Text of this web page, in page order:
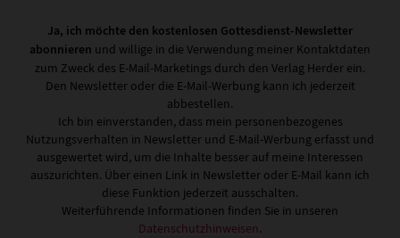
Ja, ich möchte den kostenlosen Gottesdienst-Newsletter
abonnieren und willige in die Verwendung meiner Kontaktdaten
zum Zweck des E-Mail-Marketings durch den Verlag Herder ein.
Den Newsletter oder die E-Mail-Werbung kann ich jederzeit
abbestellen.
Ich bin einverstanden, dass mein personenbezogenes
Nutzungsverhalten in Newsletter und E-Mail-Werbung erfasst und
ausgewertet wird, um die Inhalte besser auf meine Interessen
auszurichten. Über einen Link in Newsletter oder E-Mail kann ich
diese Funktion jederzeit ausschalten.
Weiterführende Informationen finden Sie in unseren
Datenschutzhinweisen.